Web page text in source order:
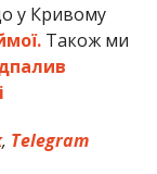
у Кривому
Також ми
, Telegram